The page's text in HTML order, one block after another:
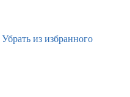
Убрать из избранного